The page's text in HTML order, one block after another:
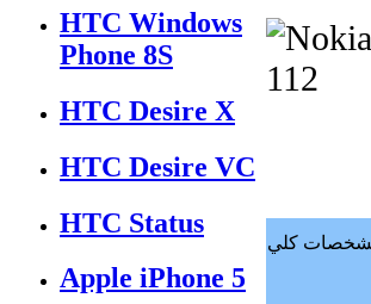
HTC Windows
Phone 8S
HTC Desire X
HTC Desire VC
HTC Status
Apple iPhone 5
كلي